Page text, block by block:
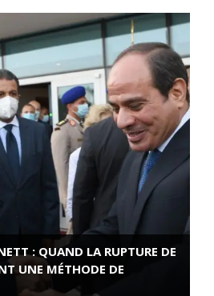
: QUAND LA RUPTURE DE
UNE MÉTHODE DE